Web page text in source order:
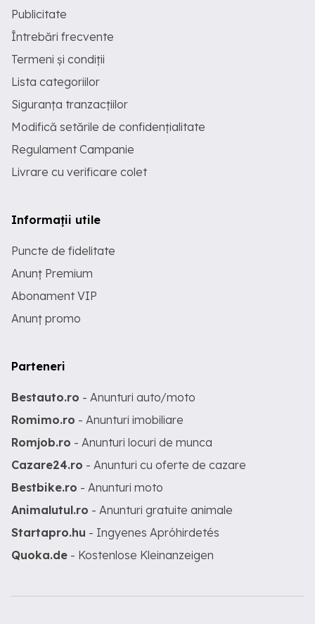
Publicitate
Întrebări frecvente
Termeni și condiții
Lista categoriilor
Siguranța tranzacțiilor
Modifică setările de confidențialitate
Regulament Campanie
Livrare cu verificare colet
Informații utile
Puncte de fidelitate
Anunț Premium
Abonament VIP
Anunț promo
Parteneri
Bestauto.ro - Anunturi auto/moto
Romimo.ro - Anunturi imobiliare
Romjob.ro - Anunturi locuri de munca
Cazare24.ro - Anunturi cu oferte de cazare
Bestbike.ro - Anunturi moto
Animalutul.ro - Anunturi gratuite animale
Startapro.hu - Ingyenes Apróhirdetés
Quoka.de - Kostenlose Kleinanzeigen